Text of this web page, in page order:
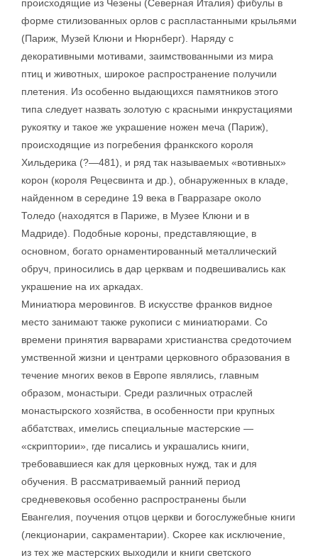
происходящие из Чезены (Северная Италия) фибулы в
форме стилизованных орлов с распластанными крыльями
(Париж, Музей Клюни и Нюрнберг). Наряду с
декоративными мотивами, заимствованными из мира
птиц и животных, широкое распространение получили
плетения. Из особенно выдающихся памятников этого
типа следует назвать золотую с красными инкрустациями
рукоятку и такое же украшение ножен меча (Париж),
происходящие из погребения франкского короля
Хильдерика (?—481), и ряд так называемых «вотивных»
корон (короля Рецесвинта и др.), обнаруженных в кладе,
найденном в середине 19 века в Гварразаре около
Толедо (находятся в Париже, в Музее Клюни и в
Мадриде). Подобные короны, представляющие, в
основном, богато орнаментированный металлический
обруч, приносились в дар церквам и подвешивались как
украшение на их аркадах.
Миниатюра меровингов. В искусстве франков видное
место занимают также рукописи с миниатюрами. Со
времени принятия варварами христианства средоточием
умственной жизни и центрами церковного образования в
течение многих веков в Европе являлись, главным
образом, монастыри. Среди различных отраслей
монастырского хозяйства, в особенности при крупных
аббатствах, имелись специальные мастерские —
«скриптории», где писались и украшались книги,
требовавшиеся как для церковных нужд, так и для
обучения. В рассматриваемый ранний период
средневековья особенно распространены были
Евангелия, поучения отцов церкви и богослужебные книги
(лекционарии, сакраментарии). Скорее как исключение,
из тех же мастерских выходили и книги светского